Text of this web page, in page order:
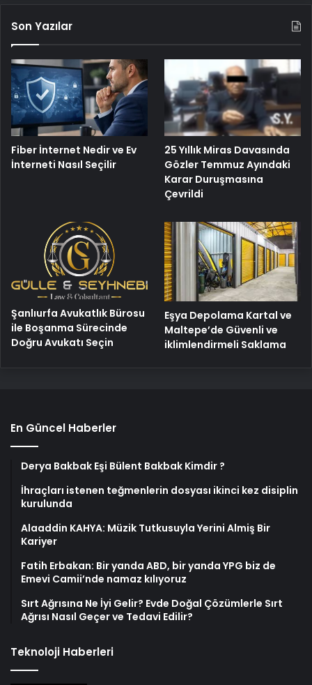
Son Yazılar
Fiber İnternet Nedir ve Ev
İnterneti Nasıl Seçilir
25 Yıllık Miras Davasında
Gözler Temmuz Ayındaki
Karar Duruşmasına
Çevrildi
Şanlıurfa Avukatlık Bürosu
ile Boşanma Sürecinde
Doğru Avukatı Seçin
Eşya Depolama Kartal ve
Maltepe’de Güvenli ve
iklimlendirmeli Saklama
En Güncel Haberler
Derya Bakbak Eşi Bülent Bakbak Kimdir ?
İhraçları istenen teğmenlerin dosyası ikinci kez disiplin
kurulunda
Alaaddin KAHYA: Müzik Tutkusuyla Yerini Almiş Bir
Kariyer
Fatih Erbakan: Bir yanda ABD, bir yanda YPG biz de
Emevi Camii’nde namaz kılıyoruz
Sırt Ağrısına Ne İyi Gelir? Evde Doğal Çözümlerle Sırt
Ağrısı Nasıl Geçer ve Tedavi Edilir?
Teknoloji Haberleri